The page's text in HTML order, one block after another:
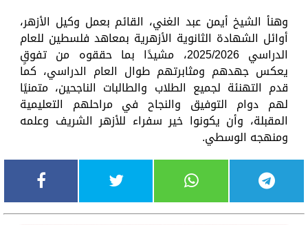
وهنأ الشيخ أيمن عبد الغني، القائم بعمل وكيل الأزهر،
أوائل الشهادة الثانوية الأزهرية بمعاهد فلسطين للعام
الدراسي 2025/2026، مشيدًا بما حققوه من تفوقٍ
يعكس جهدهم ومثابرتهم طوال العام الدراسي، كما
قدم التهنئة لجميع الطلاب والطالبات الناجحين، متمنيًا
لهم دوام التوفيق والنجاح في مراحلهم التعليمية
المقبلة، وأن يكونوا خير سفراء للأزهر الشريف وعلمه
ومنهجه الوسطي.